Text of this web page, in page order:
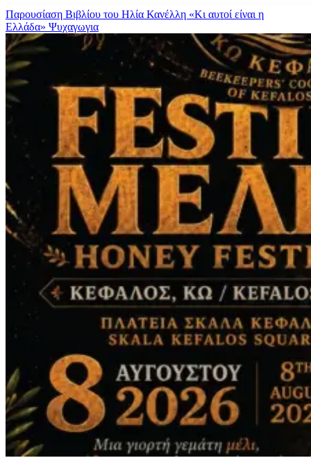
Παρουσίαση Βιβλίου του Ηλία Κανέλλη «Κι αυτοί είναι η
Ελλάδα» Ψυχαγωγια